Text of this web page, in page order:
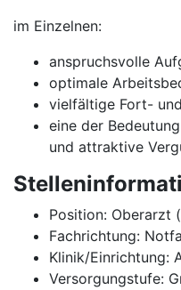
im Einzelnen:
anspruchsvolle
optimale
vielfältige Fort-
eine der
und attraktive
Position: Oberarzt
Fachrichtung:
Klinik/Einrichtung:
Versorgungstufe: